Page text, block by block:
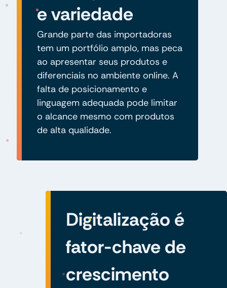
e variedade
Grande parte das importadoras
tem um portfólio amplo, mas peca
ao apresentar seus produtos e
diferenciais no ambiente online. A
falta de posicionamento e
linguagem adequada pode limitar
o alcance mesmo com produtos
de alta qualidade.
Digitalização é
fator-chave de
crescimento